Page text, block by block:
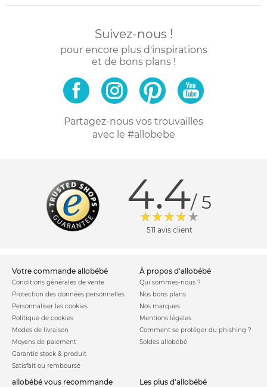
Suivez-nous !
pour encore plus d'inspirations
et de bons plans !
Partagez-nous vos trouvailles
avec le #allobebe
4.4/ 5
511 avis client
votre commande allobébé
Conditions générales de vente
Protection des données personnelles
Personnaliser les cookies
Politique de cookies
Modes de livraison
Moyens de paiement
Garantie stock & produit
Satisfait ou remboursé
à propos d'allobébé
Qui sommes-nous ?
Nos bons plans
Nos marques
Mentions légales
Comment se protéger du phishing ?
Soldes allobébé
allobébé vous recommande les plus d'allobébé